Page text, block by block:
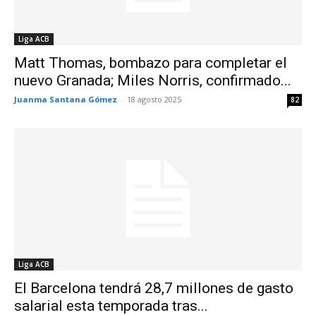
Liga ACB
Matt Thomas, bombazo para completar el
nuevo Granada; Miles Norris, confirmado...
Juanma Santana Gómez - 18 agosto 2025 82
Liga ACB
El Barcelona tendrá 28,7 millones de gasto
salarial esta temporada tras...